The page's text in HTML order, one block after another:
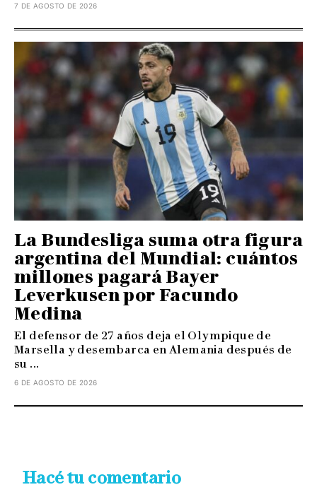
7 DE AGOSTO DE 2026
La Bundesliga suma otra figura
argentina del Mundial: cuántos
millones pagará Bayer
Leverkusen por Facundo
Medina
El defensor de 27 años deja el Olympique de
Marsella y desembarca en Alemania después de
su ...
6 DE AGOSTO DE 2026
Hacé tu comentario